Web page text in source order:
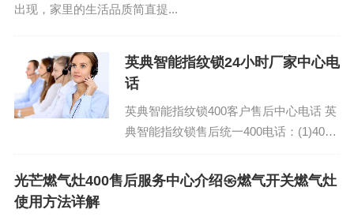
出现，家里的生活品质简直提...
英典智能指纹锁24小时厂家中心电
话
英典智能指纹锁400客户售后中心电话 英
典智能指纹锁售后统一400电话：(1)400-
全国客服...
光芒燃气灶400售后服务中心介绍㉿燃气开关燃气灶
使用方法详解